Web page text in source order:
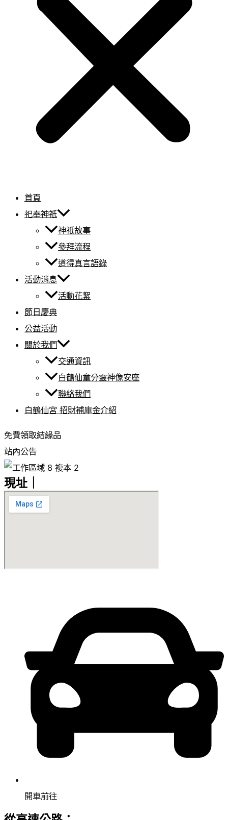
首頁
祀奉神祇
神祇故事
參拜流程
道得真言語錄
活動消息
活動花絮
節日慶典
公益活動
關於我們
交通資訊
白鶴仙童分靈神像安座
聯絡我們
白鶴仙宮 招財補庫金介紹
免費領取結緣品
站內公告
現址｜
開車前往